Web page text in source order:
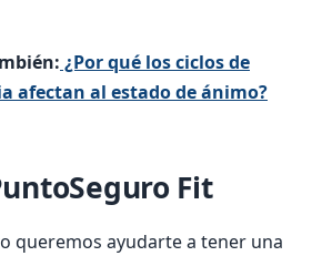
¿Por qué los ciclos de
afectan al estado de ánimo?
Fit
queremos ayudarte a tener una